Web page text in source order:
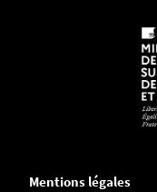
Mentions légales